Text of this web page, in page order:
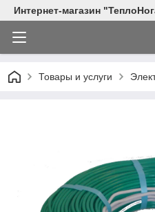
Интернет-магазин
Товары и услуги